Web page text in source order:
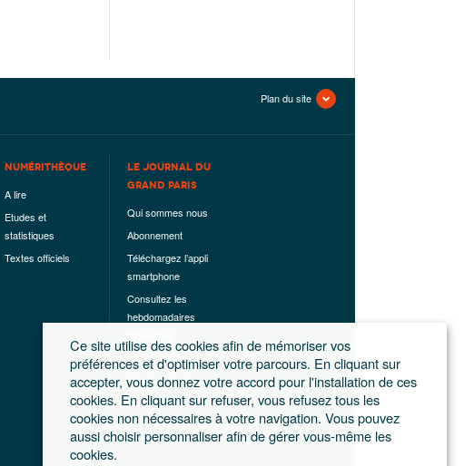
Plan du site
NUMÉRITHÈQUE
A lire
Etudes et
statistiques
Textes officiels
LE JOURNAL DU
GRAND PARIS
Qui sommes nous
Abonnement
Téléchargez l’appli
smartphone
Consultez les
hebdomadaires
Les hors-séries
Mentions légales
Conditions
générales de
ventes
Ce site utilise des cookies afin de mémoriser vos
préférences et d'optimiser votre parcours. En cliquant sur
accepter, vous donnez votre accord pour l'installation de ces
cookies. En cliquant sur refuser, vous refusez tous les
cookies non nécessaires à votre navigation. Vous pouvez
aussi choisir personnaliser afin de gérer vous-même les
cookies.